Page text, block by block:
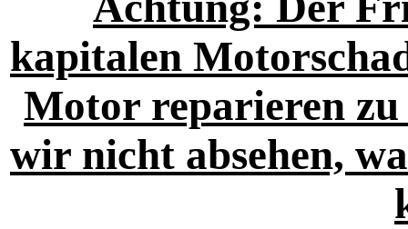
kapitalen
Motor reparieren zu
wir nicht absehen,